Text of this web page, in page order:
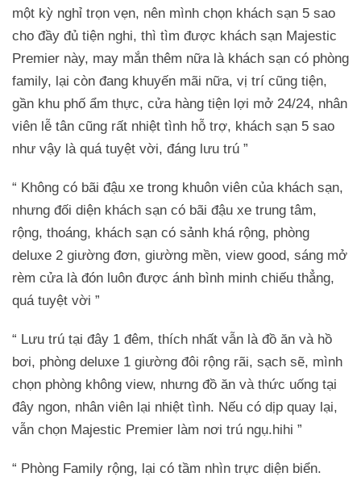
một kỳ nghỉ trọn vẹn, nên mình chọn khách sạn 5 sao
cho đầy đủ tiện nghi, thì tìm được khách sạn Majestic
Premier này, may mắn thêm nữa là khách sạn có phòng
family, lại còn đang khuyến mãi nữa, vị trí cũng tiện,
gần khu phố ẩm thực, cửa hàng tiện lợi mở 24/24, nhân
viên lễ tân cũng rất nhiệt tình hỗ trợ, khách sạn 5 sao
như vậy là quá tuyệt vời, đáng lưu trú ”
“ Không có bãi đậu xe trong khuôn viên của khách sạn,
nhưng đối diện khách sạn có bãi đậu xe trung tâm,
rộng, thoáng, khách sạn có sảnh khá rộng, phòng
deluxe 2 giường đơn, giường mền, view good, sáng mở
rèm cửa là đón luôn được ánh bình minh chiếu thẳng,
quá tuyệt vời ”
“ Lưu trú tại đây 1 đêm, thích nhất vẫn là đồ ăn và hồ
bơi, phòng deluxe 1 giường đôi rộng rãi, sạch sẽ, mình
chọn phòng không view, nhưng đồ ăn và thức uống tại
đây ngon, nhân viên lại nhiệt tình. Nếu có dịp quay lại,
vẫn chọn Majestic Premier làm nơi trú ngụ.hihi ”
“ Phòng Family rộng, lại có tầm nhìn trực diện biển.